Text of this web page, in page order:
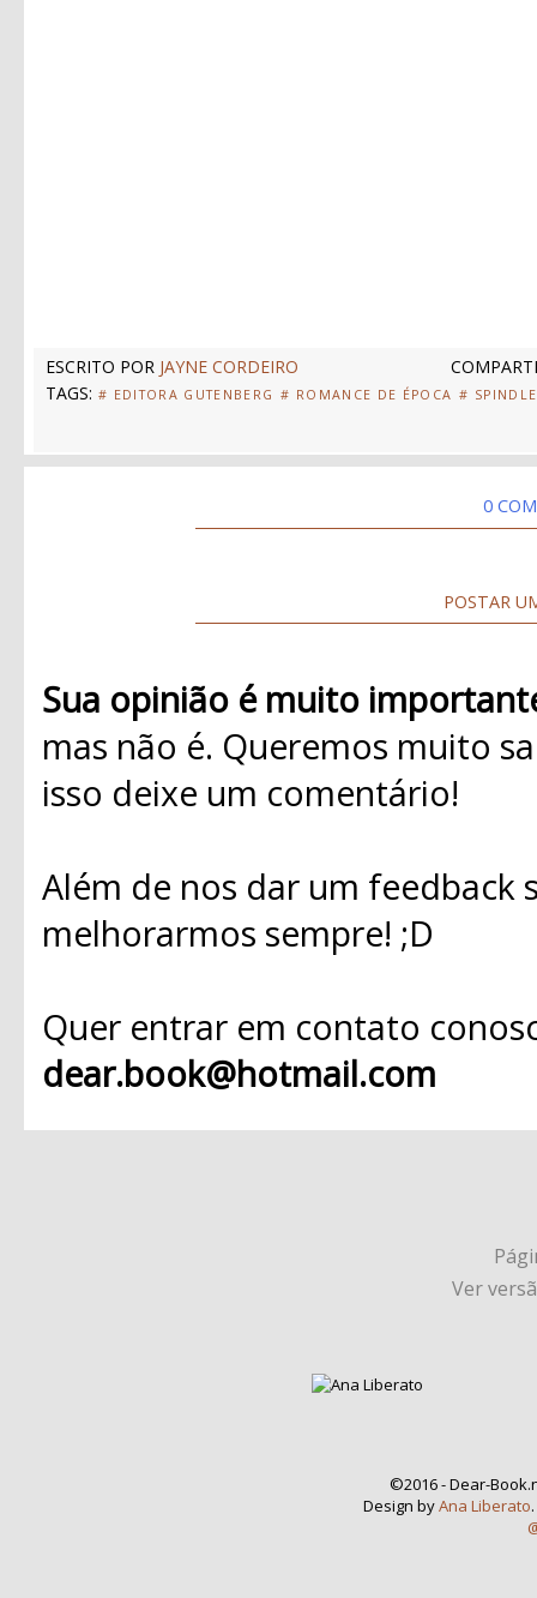
ESCRITO POR JAYNE CORDEIRO
TAGS: # EDITORA GUTENBERG # ROMANCE DE ÉPOCA #
0
POSTAR
Sua opinião é muito
mas não é. Queremos muito
isso deixe um comentário!
Além de nos dar um
melhorarmos sempre! ;D
Quer entrar em contato
dear.book@hotmail.com
Ver
©2016 - Dear-
Design byAna Liberato